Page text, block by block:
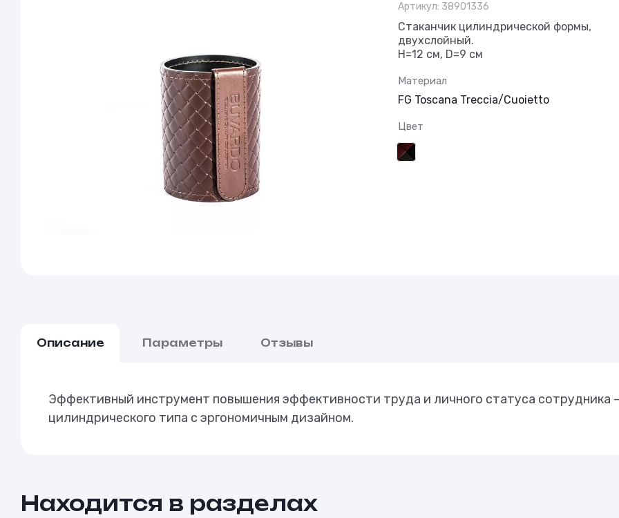
Канцелярский
Артикул: 38901336
Стаканчик цилиндрической формы,
двухслойный.
H=12 см, D=9 см
Материал
FG Toscana Treccia/Cuoietto
Цвет
Описание Параметры Отзывы
Эффективный инструмент повышения эффективности труда и личного статуса сотрудника
цилиндрического типа с эргономичным дизайном.
Находится в разделах